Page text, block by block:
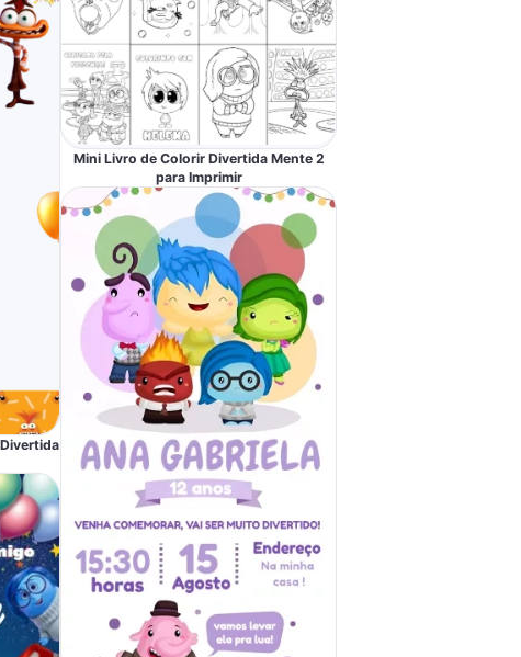
Mini Livro de Colorir Divertida Mente 2
para Imprimir